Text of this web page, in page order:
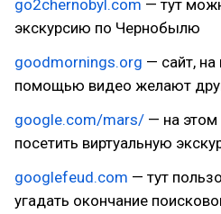
go2chernobyl.com — тут
экскурсию по Чернобылю
goodmornings.org — сайт,
помощью видео желают
google.com/mars/ — на
посетить виртуальную
googlefeud.com — тут
угадать окончание